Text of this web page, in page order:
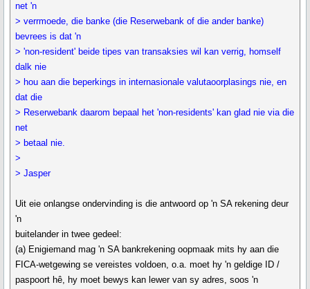
net 'n
> verrmoede, die banke (die Reserwebank of die ander banke)
bevrees is dat 'n
> 'non-resident' beide tipes van transaksies wil kan verrig, homself
dalk nie
> hou aan die beperkings in internasionale valutaoorplasings nie, en
dat die
> Reserwebank daarom bepaal het 'non-residents' kan glad nie via die
net
> betaal nie.
>
> Jasper
Uit eie onlangse ondervinding is die antwoord op 'n SA rekening deur
'n
buitelander in twee gedeel:
(a) Enigiemand mag 'n SA bankrekening oopmaak mits hy aan die
FICA-wetgewing se vereistes voldoen, o.a. moet hy 'n geldige ID /
paspoort hê, hy moet bewys kan lewer van sy adres, soos 'n